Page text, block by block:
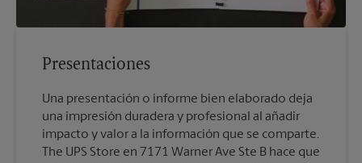
Presentaciones
Una presentación o informe bien elaborado deja
una impresión duradera y profesional al añadir
impacto y valor a la información que se comparte.
The UPS Store en 7171 Warner Ave Ste B hace que